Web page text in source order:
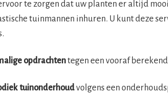
te zorgen dat uw planten er altijd
tuinmannen inhuren. U kunt deze
opdrachtentegen een vooraf
tuinonderhoudvolgens een